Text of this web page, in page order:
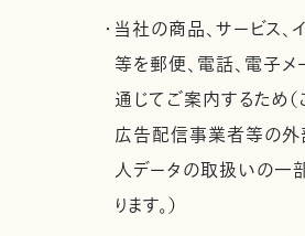
・当社の商品、サービス、
等を郵便、電話、電子
通じてご案内するため
広告配信事業者等の外
人データの取扱いの一
ります。）